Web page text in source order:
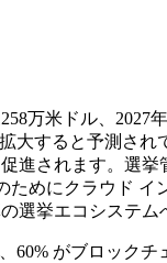
万米ドル、
大すると予測さ
されます。選
めにクラウド
挙エコシステム
がブロック